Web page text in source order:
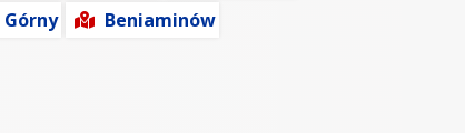
Górny
Beniaminów